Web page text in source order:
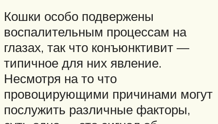
Кошки особо подвержены
воспалительным процессам на
глазах, так что конъюнктивит —
типичное для них явление.
Несмотря на то что
провоцирующими причинами могут
послужить различные факторы,